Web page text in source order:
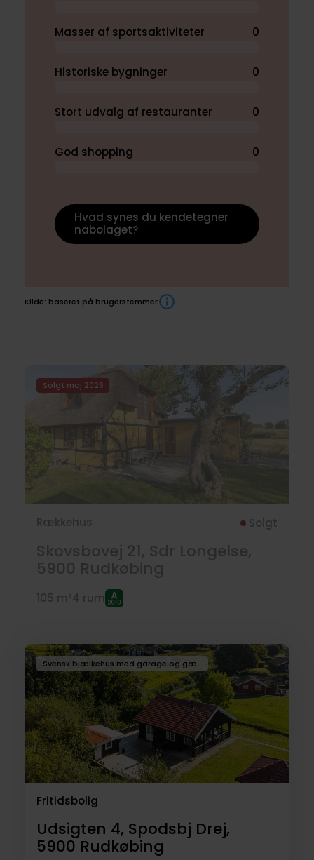
Masser af sportsaktiviteter 0
Historiske bygninger 0
Stort udvalg af restauranter 0
God shopping 0
Hvad synes du kendetegner
nabolaget?
Kilde: baseret på brugerstemmer
Boliger
til
salg
Solgt maj 2026
Svensk bjælkehus med garage og gæsteannex
Fritidsbolig
Udsigten 4, Spodsbj Drej,
5900 Rudkøbing